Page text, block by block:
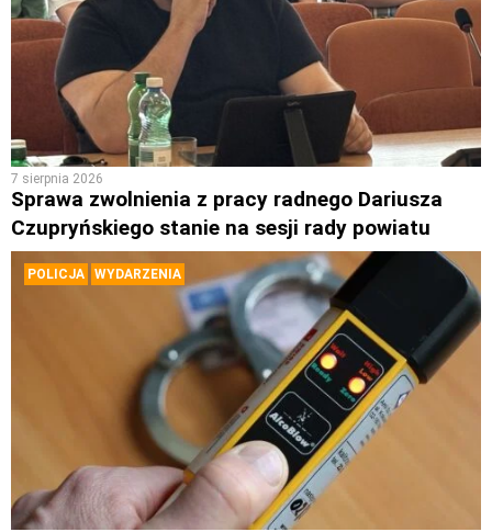
7 sierpnia 2026
Sprawa zwolnienia z pracy radnego Dariusza
Czupryńskiego stanie na sesji rady powiatu
POLICJA WYDARZENIA